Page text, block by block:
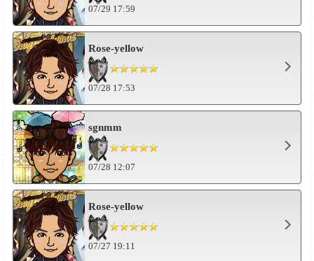
07/29 17:59
Rose-yellow
07/28 17:53
sgnmm
07/28 12:07
Rose-yellow
07/27 19:11